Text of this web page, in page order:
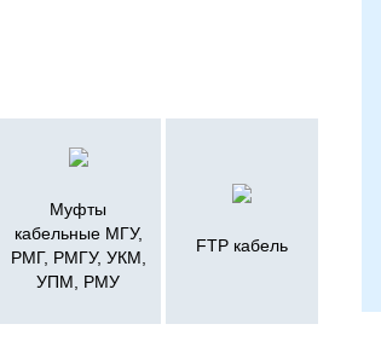
Муфты
кабельные МГУ,
РМГ, РМГУ, УКМ,
УПМ, РМУ
FTP кабель